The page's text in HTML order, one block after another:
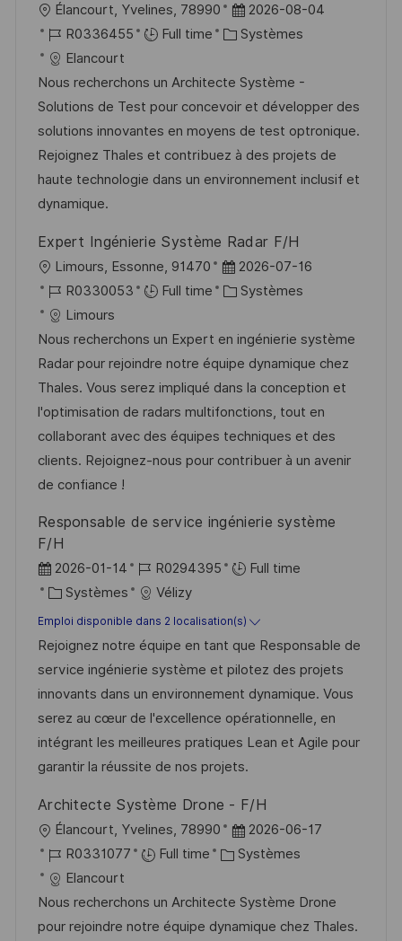
o
c
a
l
i
s
a
t
o
n
Élancourt, Yvelines, 78990
D
a
e
d
’
a
f
c
h
a
e
2026-08-04
R
é
f
é
r
e
n
c
d
u
p
o
s
t
e
R0336455 Full time
C
t
é
g
o
r
Systèmes
Elancourt
Nous recherchons un Architecte Système -
Solutions de Test pour concevoir et développer des
solutions innovantes en moyens de test optronique.
Rejoignez Thales et contribuez à des projets de
haute technologie dans un environnement inclusif et
dynamique.
Expert Ingénierie Système Radar F/H
o
c
a
l
i
s
a
t
i
n
Limours, Essonne, 91470
D
a
e
d
’
a
f
f
h
2026-07-16
R
é
f
é
r
e
n
c
e
u
o
t
e
R0330053 Full time
C
t
é
g
o
r
i
Systèmes
Limours
Nous recherchons un Expert en ingénierie système
Radar pour rejoindre notre équipe dynamique chez
Thales. Vous serez impliqué dans la conception et
l'optimisation de radars multifonctions, tout en
collaborant avec des équipes techniques et des
clients. Rejoignez-nous pour contribuer à un avenir
de confiance !
Responsable de service ingénierie système
F/H
D
a
t
e
d
’
a
f
f
c
h
e
2026-01-14
R
é
f
é
r
e
n
c
e
u
p
o
t
e
R0294395
Full time
C
a
t
é
g
o
r
i
Systèmes Vélizy
Emploi disponible dans 2 localisation(s)
Rejoignez notre équipe en tant que Responsable de
service ingénierie système et pilotez des projets
innovants dans un environnement dynamique. Vous
serez au cœur de l'excellence opérationnelle, en
intégrant les meilleures pratiques Lean et Agile pour
garantir la réussite de nos projets.
Architecte Système Drone - F/H
o
c
a
l
Élancourt, Yvelines, 78990
D
a
e
d
2026-06-17
R
é
f
é
R0331077 Full time
C
t
é
Systèmes
Elancourt
Nous recherchons un Architecte Système Drone
pour rejoindre notre équipe dynamique chez Thales.